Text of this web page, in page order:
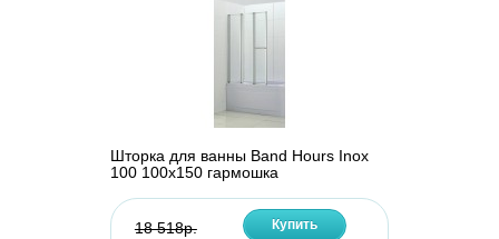
Шторка для ванны Band Hours Inox
100 100х150 гармошка
18 518р. Купить